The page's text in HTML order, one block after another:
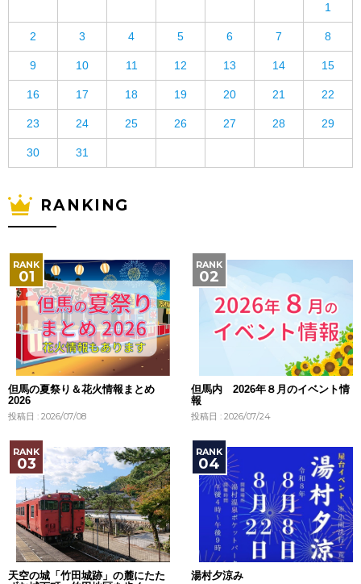
1
2 3 4 5 6 7 8
9 10 11 12 13 14 15
16 17 18 19 20 21 22
23 24 25 26 27 28 29
30 31
RANKING
但馬の夏祭り＆花火情報まとめ
2026
投稿日 : 2026/07/08
但馬内 2026年８月のイベント情
報
投稿日 : 2026/07/24
天空の城「竹田城跡」の麓にたた
湯村夕涼み